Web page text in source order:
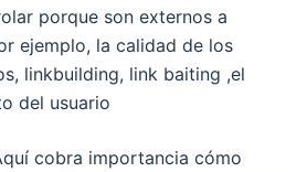
porque son externos a
ejemplo, la calidad de los
linkbuilding, link baiting ,el
del usuario
cobra importancia cómo